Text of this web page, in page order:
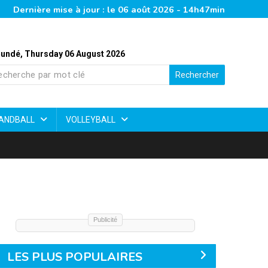
Dernière mise à jour : le 06 août 2026 - 14h47min
Thursday 06 August 2026
Rechercher
VOLLEYBALL
Publicité
LES PLUS POPULAIRES